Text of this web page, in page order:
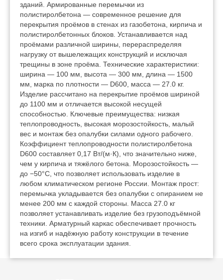
зданий. Армированные перемычки из
полистиролбетона — современное решение для
перекрытия проёмов в стенах из газобетона, кирпича и
полистиролбетонных блоков. Устанавливается над
проёмами различной ширины, перераспределяя
нагрузку от вышележащих конструкций и исключая
трещины в зоне проёма. Технические характеристики:
ширина — 100 мм, высота — 300 мм, длина — 1500
мм, марка по плотности — D600, масса — 27.0 кг.
Изделие рассчитано на перекрытие проёмов шириной
до 1100 мм и отличается высокой несущей
способностью. Ключевые преимущества: низкая
теплопроводность, высокая морозостойкость, малый
вес и монтаж без опалубки силами одного рабочего.
Коэффициент теплопроводности полистиролбетона
D600 составляет 0,17 Вт/(м·К), что значительно ниже,
чем у кирпича и тяжёлого бетона. Морозостойкость —
до −50°C, что позволяет использовать изделие в
любом климатическом регионе России. Монтаж прост:
перемычка укладывается без опалубки с опиранием не
менее 200 мм с каждой стороны. Масса 27.0 кг
позволяет устанавливать изделие без грузоподъёмной
техники. Арматурный каркас обеспечивает прочность
на изгиб и надёжную работу конструкции в течение
всего срока эксплуатации здания.